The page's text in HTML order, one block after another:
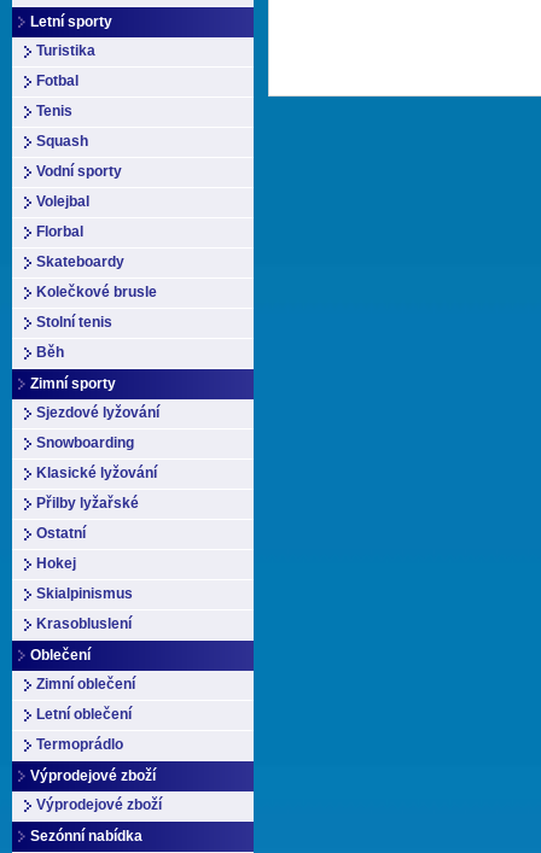
Letní sporty
Turistika
Fotbal
Tenis
Squash
Vodní sporty
Volejbal
Florbal
Skateboardy
Kolečkové brusle
Stolní tenis
Běh
Zimní sporty
Sjezdové lyžování
Snowboarding
Klasické lyžování
Přilby lyžařské
Ostatní
Hokej
Skialpinismus
Krasobluslení
Oblečení
Zimní oblečení
Letní oblečení
Termoprádlo
Výprodejové zboží
Výprodejové zboží
Sezónní nabídka